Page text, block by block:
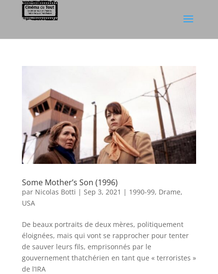
Some Mother’s Son (1996)
par Nicolas Botti | Sep 3, 2021 | 1990-99, Drame,
USA
De beaux portraits de deux mères, politiquement
éloignées, mais qui vont se rapprocher pour tenter
de sauver leurs fils, emprisonnés par le
gouvernement thatchérien en tant que « terroristes »
de l’IRA